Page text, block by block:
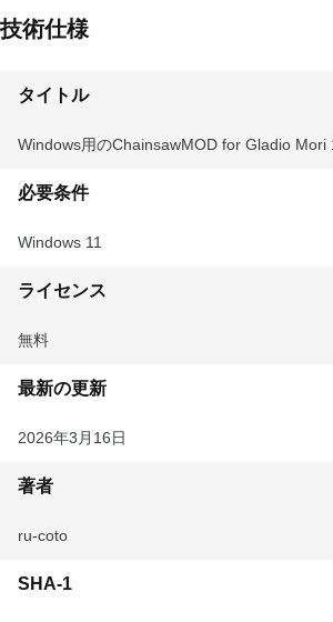
技術仕様
タイトル
Windows用のChainsawMOD for Gladio Mori
必要条件
Windows 11
ライセンス
無料
最新の更新
2026年3月16日
著者
ru-coto
SHA-1